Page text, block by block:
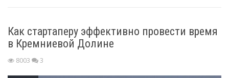
Как стартаперу эффективно провести время
в Кремниевой Долине
8003 3